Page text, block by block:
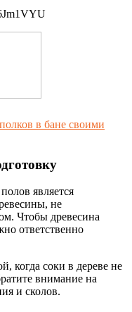
в бане своими
является
не
Чтобы древесина
ответственно
когда соки в дереве не
внимание на
и сколов.